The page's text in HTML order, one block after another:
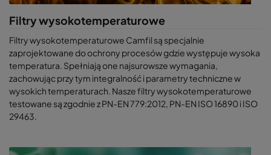
Filtry wysokotemperaturowe
Filtry wysokotemperaturowe Camfil są specjalnie
zaprojektowane do ochrony procesów gdzie występuje wysoka
temperatura. Spełniają one najsurowsze wymagania,
zachowując przy tym integralność i parametry techniczne w
wysokich temperaturach. Nasze filtry wysokotemperaturowe
testowane są zgodnie z PN-EN 779:2012, PN-EN ISO 16890 i ISO
29463.